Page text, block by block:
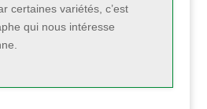
certaines variétés, c’est
qui nous intéresse